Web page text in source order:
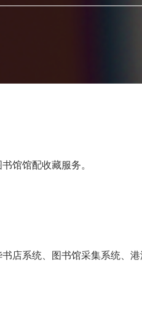
馆馆配收藏服务。
店系统、图书馆采集系统、